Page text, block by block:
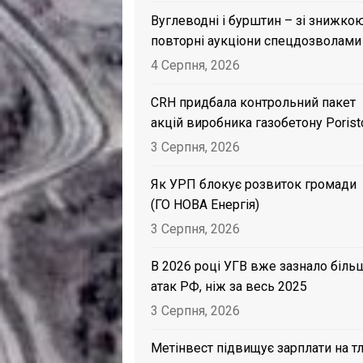
Вуглеводні і бурштин – зі
повторні аукціони спецдозволами
4 Серпня, 2026
CRH придбала контрольний пакет
акцій виробника газобетону
3 Серпня, 2026
Як УРП блокує розвиток громади
(ГО НОВА Енергія)
3 Серпня, 2026
В 2026 році УГВ вже зазнало
атак РФ, ніж за весь 2025
3 Серпня, 2026
Метінвест підвищує зарплати на